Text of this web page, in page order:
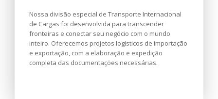
custos operacionais.
SAIBA MAIS
Nossa divisão especial de Transporte Internacional
de Cargas foi desenvolvida para transcender
fronteiras e conectar seu negócio com o mundo
inteiro. Oferecemos projetos logísticos de importação
e exportação, com a elaboração e expedição
completa das documentações necessárias.